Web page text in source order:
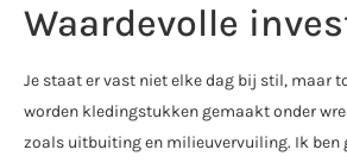
Waardevolle
Je staat er vast niet elke dag bij stil, maar
worden kledingstukken gemaakt onder
zoals uitbuiting en milieuvervuiling. Ik ben